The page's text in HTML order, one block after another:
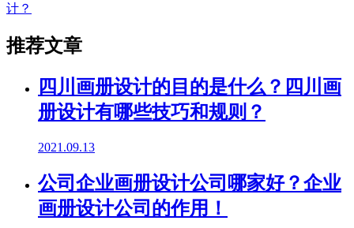
计？
推荐文章
四川画册设计的目的是什么？四川画
册设计有哪些技巧和规则？
2021.09.13
公司企业画册设计公司哪家好？企业
画册设计公司的作用！